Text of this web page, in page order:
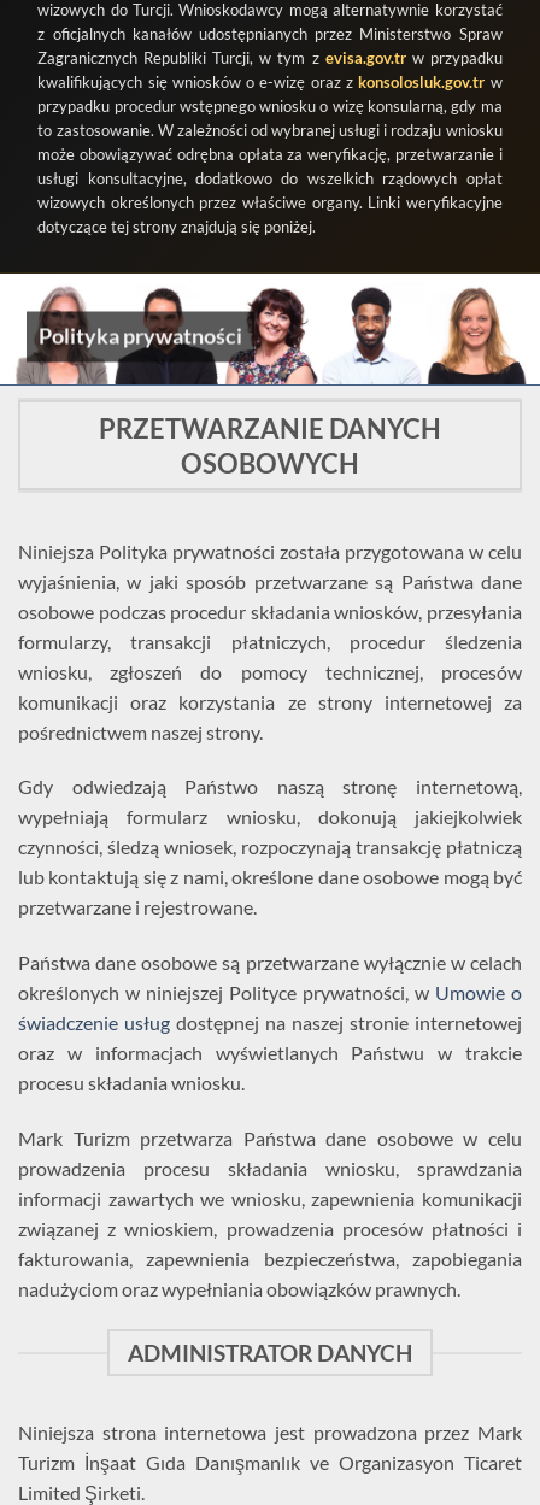
wizowych do Turcji. Wnioskodawcy mogą alternatywnie korzystać
z oficjalnych kanałów udostępnianych przez Ministerstwo Spraw
Zagranicznych Republiki Turcji, w tym z evisa.gov.trw przypadku
kwalifikujących się wniosków o e-wizę oraz zkonsolosluk.gov.tr w
przypadku procedur wstępnego wniosku o wizę konsularną, gdy ma
to zastosowanie. W zależności od wybranej usługi i rodzaju wniosku
może obowiązywać odrębna opłata za weryfikację, przetwarzanie i
usługi konsultacyjne, dodatkowo do wszelkich rządowych opłat
wizowych określonych przez właściwe organy. Linki weryfikacyjne
dotyczące tej strony znajdują się poniżej.
Polityka prywatności
PRZETWARZANIE DANYCH
OSOBOWYCH
Niniejsza Polityka prywatności została przygotowana w celu
wyjaśnienia, w jaki sposób przetwarzane są Państwa dane
osobowe podczas procedur składania wniosków, przesyłania
formularzy, transakcji płatniczych, procedur śledzenia
wniosku, zgłoszeń do pomocy technicznej, procesów
komunikacji oraz korzystania ze strony internetowej za
pośrednictwem naszej strony.
Gdy odwiedzają Państwo naszą stronę internetową,
wypełniają formularz wniosku, dokonują jakiejkolwiek
czynności, śledzą wniosek, rozpoczynają transakcję płatniczą
lub kontaktują się z nami, określone dane osobowe mogą być
przetwarzane i rejestrowane.
Państwa dane osobowe są przetwarzane wyłącznie w celach
określonych w niniejszej Polityce prywatności, w Umowie o
świadczenie usług dostępnej na naszej stronie internetowej
oraz w informacjach wyświetlanych Państwu w trakcie
procesu składania wniosku.
Mark Turizm przetwarza Państwa dane osobowe w celu
prowadzenia procesu składania wniosku, sprawdzania
informacji zawartych we wniosku, zapewnienia komunikacji
związanej z wnioskiem, prowadzenia procesów płatności i
fakturowania, zapewnienia bezpieczeństwa, zapobiegania
nadużyciom oraz wypełniania obowiązków prawnych.
ADMINISTRATOR DANYCH
Niniejsza strona internetowa jest prowadzona przez Mark
Turizm İnşaat Gıda Danışmanlık ve Organizasyon Ticaret
Limited Şirketi.